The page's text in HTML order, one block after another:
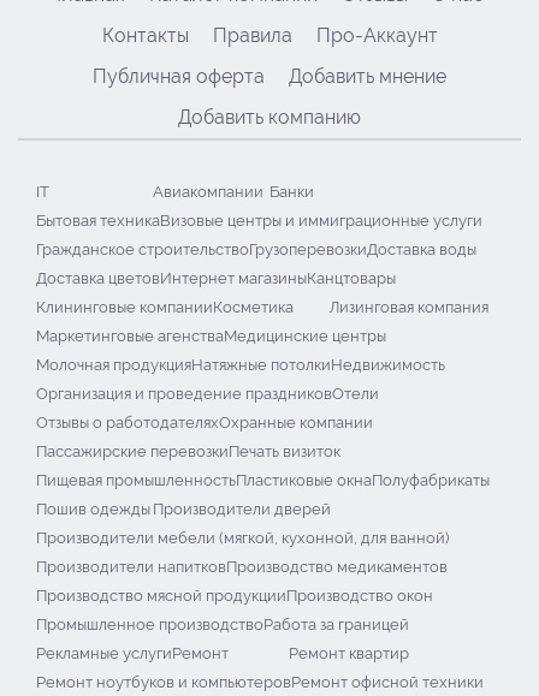
Контакты
Правила
Про-Аккаунт
Публичная оферта
Добавить мнение
Добавить компанию
IT Авиакомпании Банки
Бытовая техникаВизовые центры и иммиграционные услуги
Гражданское строительствоГрузоперевозкиДоставка воды
Доставка цветовИнтернет магазиныКанцтовары
Клининговые компанииКосметика
Лизинговая компания
Маркетинговые агенстваМедицинские центры
Молочная продукцияНатяжные потолкиНедвижимость
Организация и проведение праздниковОтели
Отзывы о работодателяхОхранные компании
Пассажирские перевозкиПечать визиток
Пищевая промышленностьПластиковые окнаПолуфабрикаты
Пошив одежды Производители дверей
Производители мебели (мягкой, кухонной, для ванной)
Производители напитковПроизводство медикаментов
Производство мясной продукцииПроизводство окон
Промышленное производствоРабота за границей
Рекламные услугиРемонт
Ремонт квартир
Ремонт ноутбуков и компьютеровРемонт офисной техники